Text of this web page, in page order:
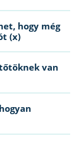
hogy még
(x)
van